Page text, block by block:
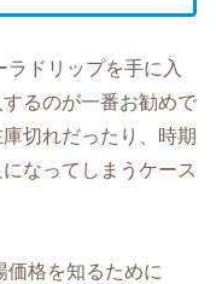
ドリップを手に入
るのが一番お勧めで
切れだったり、時期
なってしまうケース
価格を知るために